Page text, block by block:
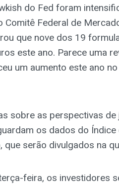
do Fed foram
Comitê Federal de
que nove dos 19
este ano. Parece uma
um aumento este ano
sobre as perspectivas
os dados do
que serão divulgados na
feira, os investidores